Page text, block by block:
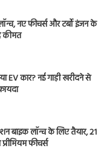
नए फीचर्स और टर्बो इंजन के
कीमत
EV कार? नई गाड़ी खरीदने से
बाइक लॉन्च के लिए तैयार, 21
फीचर्स